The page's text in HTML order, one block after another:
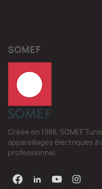
SOMEF
Créée en 1988, SOMEF
appareillages électriques
professionnel.